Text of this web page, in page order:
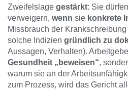
Zweifelslage gestärkt: Sie
verweigern, wenn sie konkrete
Missbrauch der
solche Indizien gründlich zu
Aussagen, Verhalten).
Gesundheit „beweisen“,
warum sie an der
zum Prozess, wird das Gericht